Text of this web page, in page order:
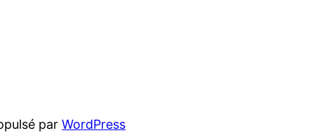
parWordPress